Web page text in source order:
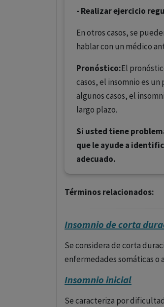
- Realizar ejercicio
En otros casos, se
hablar con un médico
Pronóstico:El
casos, el insomnio es
algunos casos, el
largo plazo.
Si usted tiene
que le ayude a
adecuado.
Términos relacionados:
Insomnio de corta
Se considera de corta
enfermedades somáticas o
Insomnio inicial
Se caracteriza por